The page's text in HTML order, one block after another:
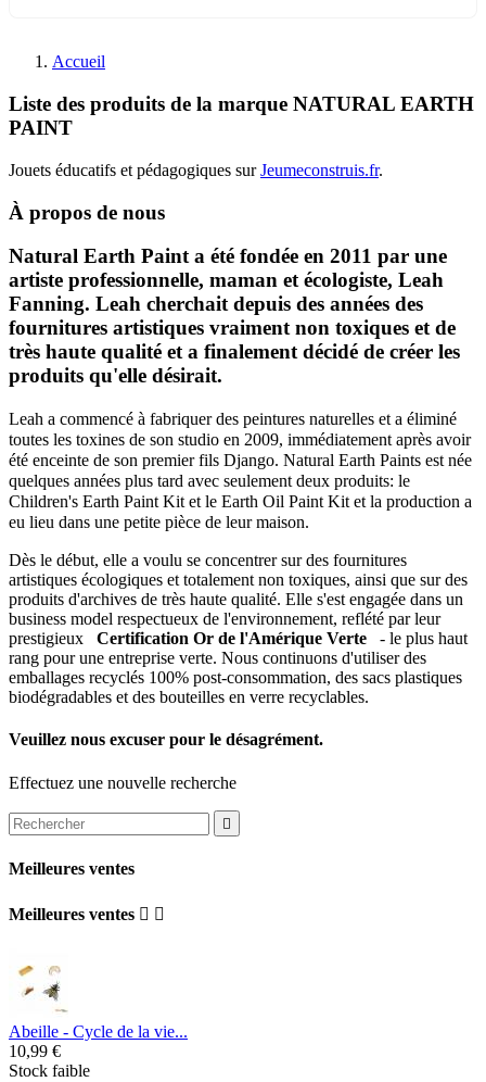
Accueil
Liste des produits de la marque NATURAL EARTH
PAINT
Jouets éducatifs et pédagogiques surJeumeconstruis.fr.
À propos de nous
Natural Earth Paint a été fondée en 2011 par une
artiste professionnelle, maman et écologiste, Leah
Fanning. Leah cherchait depuis des années des
fournitures artistiques vraiment non toxiques et de
très haute qualité et a finalement décidé de créer les
produits qu'elle désirait.
Leah a commencé à fabriquer des peintures naturelles et a éliminé
toutes les toxines de son studio en 2009, immédiatement après avoir
été enceinte de son premier fils Django. Natural Earth Paints est née
quelques années plus tard avec seulement deux produits: le
Children's Earth Paint Kit et le Earth Oil Paint Kit et la production a
eu lieu dans une petite pièce de leur maison.
Dès le début, elle a voulu se concentrer sur des fournitures
artistiques écologiques et totalement non toxiques, ainsi que sur des
produits d'archives de très haute qualité. Elle s'est engagée dans un
business model respectueux de l'environnement, reflété par leur
prestigieux
Certification Or de l'Amérique Verte
- le plus haut
rang pour une entreprise verte. Nous continuons d'utiliser des
emballages recyclés 100% post-consommation, des sacs plastiques
biodégradables et des bouteilles en verre recyclables.
Veuillez nous excuser pour le désagrément.
Effectuez une nouvelle recherche

Meilleures ventes
Meilleures ventes  
Abeille - Cycle de la vie...
10,99 €
Stock faible